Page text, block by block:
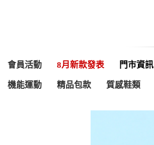
會員活動 8月新款發表 門市資訊
機能運動 精品包款 質感鞋類